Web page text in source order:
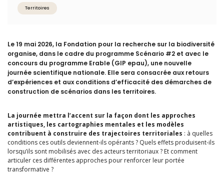
Territoires
Le 19 mai 2026, la Fondation pour la recherche sur la biodiversité
organise, dans le cadre du programme Scénario #2 et avec le
concours du programme Erable (GIP epau), une nouvelle
journée scientifique nationale. Elle sera consacrée aux retours
d’expériences et aux conditions d’efficacité des démarches de
construction de scénarios dans les territoires.
La journée mettra l’accent sur la façon dont les approches
artistiques, les cartographies mentales et les modèles
contribuent à construire des trajectoires territoriales : à quelles
conditions ces outils deviennent-ils opérants ? Quels effets produisent-ils
lorsqu’ils sont mobilisés avec des acteurs territoriaux ? Et comment
articuler ces différentes approches pour renforcer leur portée
transformative ?